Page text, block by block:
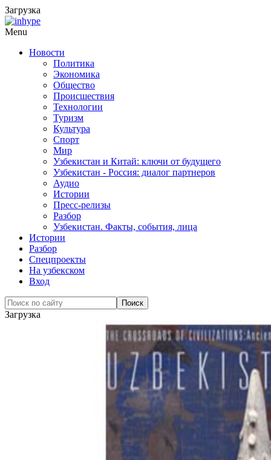
Загрузка
Menu
Новости
Политика
Экономика
Общество
Происшествия
Технологии
Туризм
Культура
Спорт
Мир
Узбекистан и Китай: ключи от будущего
Узбекистан - Россия: диалог партнеров
Аудио
Истории
Пресс-релизы
Разбор
Узбекистан. Факты, события, лица
Истории
Разбор
Спецпроекты
На узбекском
Вход
Загрузка